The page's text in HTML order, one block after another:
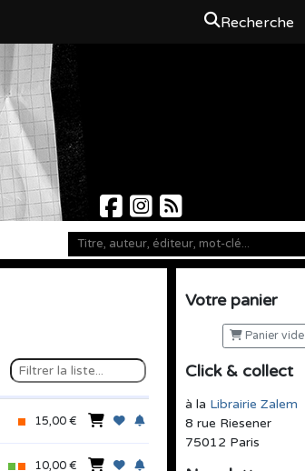
Recherche
Votre panier
Panier vide
Click & collect
à la Librairie Zalem
8 rue Riesener
75012 Paris
15,00 €
10,00 €